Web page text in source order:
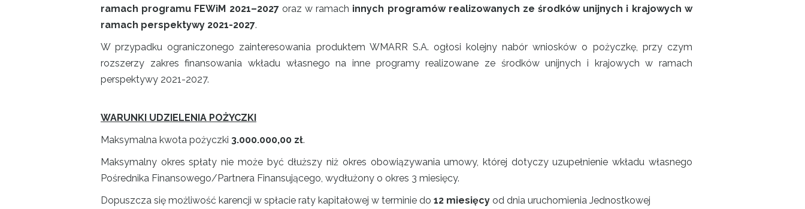
ramach programu FEWiM 2021–2027oraz w ramach innych programów realizowanych ze środków unijnych i krajowych w
ramach perspektywy 2021-2027.
W przypadku ograniczonego zainteresowania produktem WMARR S.A. ogłosi kolejny nabór wniosków o pożyczkę, przy czym
rozszerzy zakres finansowania wkładu własnego na inne programy realizowane ze środków unijnych i krajowych w ramach
perspektywy 2021-2027.
WARUNKI UDZIELENIA POŻYCZKI
Maksymalna kwota pożyczki 3.000.000,00 zł.
Maksymalny okres spłaty nie może być dłuższy niż okres obowiązywania umowy, której dotyczy uzupełnienie wkładu własnego
Pośrednika Finansowego/Partnera Finansującego, wydłużony o okres 3 miesięcy.
Dopuszcza się możliwość karencji w spłacie raty kapitałowej w terminie do 12 miesięcy od dnia uruchomienia Jednostkowej